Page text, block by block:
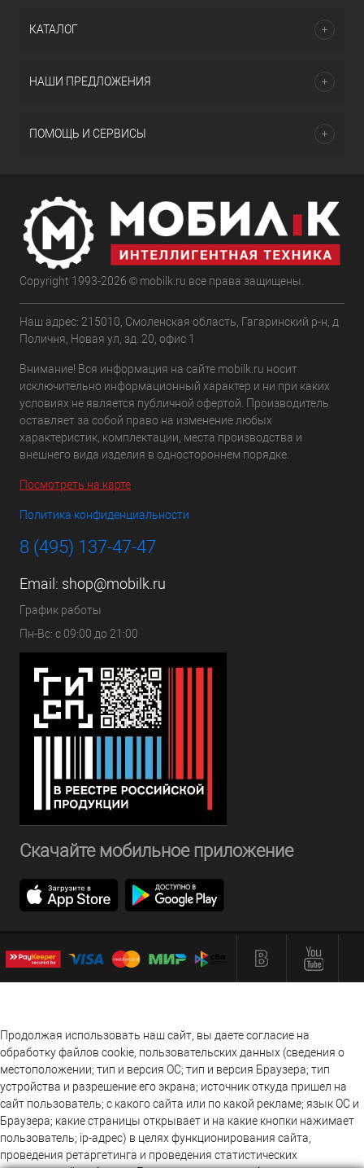
КАТАЛОГ
НАШИ ПРЕДЛОЖЕНИЯ
ПОМОЩЬ И СЕРВИСЫ
Copyright 1993-2026 © mobilk.ru все права защищены.
Наш адрес: 215010, Смоленская область, Гагаринский р-н, д
Поличня, Новая ул, зд. 20, офис 1
Внимание! Вся информация на сайте mobilk.ru носит
исключительно информационный характер и ни при каких
условиях не является публичной офертой. Производитель
оставляет за собой право на изменение любых
характеристик, комплектации, места производства и
внешнего вида изделия в одностороннем порядке.
Посмотреть на карте
Политика конфиденциальности
8 (495) 137-47-47
Email: shop@mobilk.ru
График работы
Пн-Вс: с 09:00 до 21:00
Скачайте мобильное приложение
Продолжая использовать наш сайт, вы даете согласие на
обработку файлов cookie, пользовательских данных (сведения о
местоположении; тип и версия ОС; тип и версия Браузера; тип
устройства и разрешение его экрана; источник откуда пришел на
сайт пользователь; с какого сайта или по какой рекламе; язык ОС и
Браузера; какие страницы открывает и на какие кнопки нажимает
пользователь; ip-адрес) в целях функционирования сайта,
проведения ретаргетинга и проведения статистических